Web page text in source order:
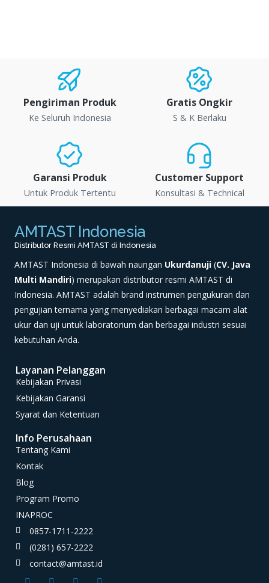
Pengiriman Produk
Ke Seluruh Indonesia
Gratis Ongkir
S & K Berlaku
Garansi Produk
Untuk Produk Tertentu
Customer Support
Konsultasi & Technical
AMTAST Indonesia
Distributor Resmi AMTAST di Indonesia
AMTAST Indonesia di bawah naungan Ukurdanuji (CV. Java
Multi Mandiri) merupakan distributor resmi AMTAST di
Indonesia. AMTAST adalah brand instrumen pengukuran dan
pengujian ternama yang menyediakan berbagai macam alat
ukur dan uji untuk laboratorium dan berbagai industri sesuai
kebutuhan Anda.
Layanan Pelanggan
Kebijakan Privasi
Kebijakan Garansi
Syarat dan Ketentuan
Info Perusahaan
Tentang Kami
Kontak
Blog
Program Promo
INAPROC
0857-1711-2222
(0281) 657-2222
contact@amtast.id